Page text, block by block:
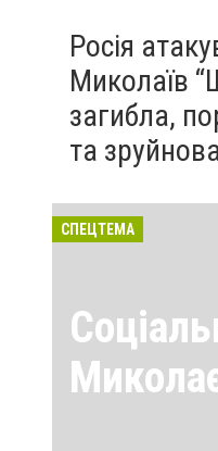
Росія
Миколаїв
загибла,
та
СПЕЦТЕМА